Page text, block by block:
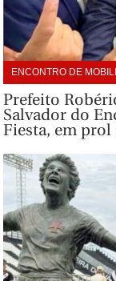
ENCONTRO DE
Prefeito
Salvador do
Fiesta, em prol